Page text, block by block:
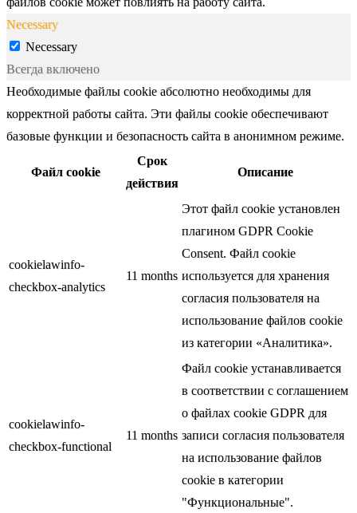
Necessary
Necessary
Всегда включено
Необходимые файлы cookie абсолютно необходимы для
корректной работы сайта. Эти файлы cookie обеспечивают
базовые функции и безопасность сайта в анонимном режиме.
Файл cookie
Срок
действия
Описание
cookielawinfo-
checkbox-analytics
11 months
Этот файл cookie установлен
плагином GDPR Cookie
Consent. Файл cookie
используется для хранения
согласия пользователя на
использование файлов cookie
из категории «Аналитика».
cookielawinfo-
checkbox-functional
11 months
Файл cookie устанавливается
в соответствии с соглашением
о файлах cookie GDPR для
записи согласия пользователя
на использование файлов
cookie в категории
"Функциональные".